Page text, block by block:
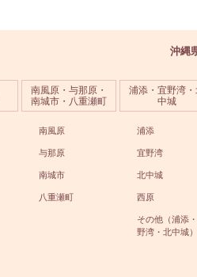
沖縄
南風原・与那原・
南城市・八重瀬町
南風原
与那原
南城市
八重瀬町
浦添・宜野湾
中城
浦添
宜野湾
北中城
西原
その他（浦添
野湾・北中城）